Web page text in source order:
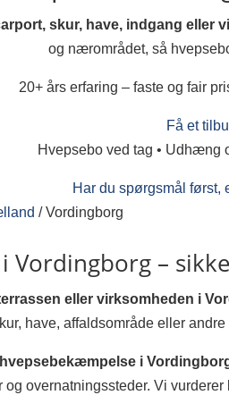
skur, have, indgang eller
og nærområdet, så
20+ års erfaring – faste og fair
Få et
Hvepsebo ved tag • Udhæng
Har du spørgsmål først,
/ Vordingborg
Vordingborg –
eller virksomheden i
have, affaldsområde eller
hvepsebekæmpelse i
overnatningssteder. Vi